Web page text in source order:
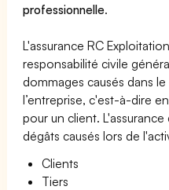
professionnelle.
L'assurance RC
responsabilité civile
dommages causés dans
l’entreprise, c'est-à-dire
pour un client.
dégâts causés lors de
Clients
Tiers